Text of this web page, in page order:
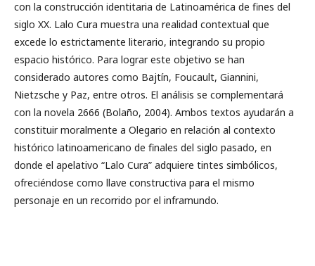
con la construcción identitaria de Latinoamérica de fines del
siglo XX. Lalo Cura muestra una realidad contextual que
excede lo estrictamente literario, integrando su propio
espacio histórico. Para lograr este objetivo se han
considerado autores como Bajtín, Foucault, Giannini,
Nietzsche y Paz, entre otros. El análisis se complementará
con la novela 2666 (Bolaño, 2004). Ambos textos ayudarán a
constituir moralmente a Olegario en relación al contexto
histórico latinoamericano de finales del siglo pasado, en
donde el apelativo “Lalo Cura” adquiere tintes simbólicos,
ofreciéndose como llave constructiva para el mismo
personaje en un recorrido por el inframundo.